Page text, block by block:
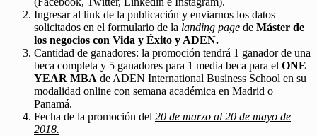
Ingresar al link de la publicación y enviarnos los datos
solicitados en el formulario de la landing page de Máster de
los negocios con Vida y Éxito y ADEN.
Cantidad de ganadores: la promoción tendrá 1 ganador de una
beca completa y 5 ganadores para 1 media beca para el ONE
YEAR MBA de ADEN International Business School en su
modalidad online con semana académica en Madrid o
Panamá.
Fecha de la promoción del 20 de marzo al 20 de mayo de
2018.